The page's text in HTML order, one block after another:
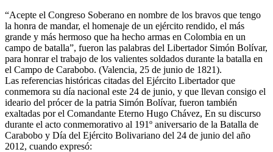
“Acepte el Congreso Soberano en nombre de los bravos que tengo
la honra de mandar, el homenaje de un ejército rendido, el más
grande y más hermoso que ha hecho armas en Colombia en un
campo de batalla”, fueron las palabras del Libertador Simón Bolívar,
para honrar el trabajo de los valientes soldados durante la batalla en
el Campo de Carabobo. (Valencia, 25 de junio de 1821).
Las referencias históricas citadas del Ejército Libertador que
conmemora su día nacional este 24 de junio, y que llevan consigo el
ideario del prócer de la patria Simón Bolívar, fueron también
exaltadas por el Comandante Eterno Hugo Chávez, En su discurso
durante el acto conmemorativo al 191º aniversario de la Batalla de
Carabobo y Día del Ejército Bolivariano del 24 de junio del año
2012, cuando expresó: